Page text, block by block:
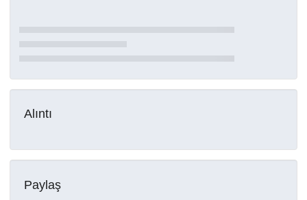
Alıntı
Paylaş